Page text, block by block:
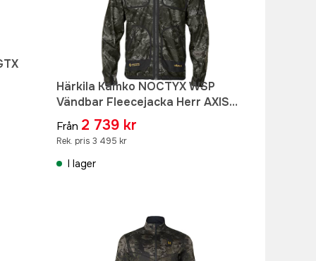
Härkila Kamko NOCTYX WSP
Vändbar Fleecejacka Herr AXIS
MSP®Black/Willow Green
Från 2 739 kr
Rek. pris 3 495 kr
I lager